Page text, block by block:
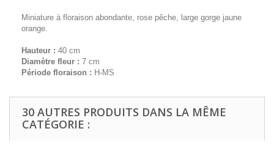
Miniature à floraison abondante, rose pêche, large gorge jaune
orange.
Hauteur : 40 cm
Diamètre fleur : 7 cm
Période floraison : H-MS
30 AUTRES PRODUITS DANS LA MÊME
CATÉGORIE :